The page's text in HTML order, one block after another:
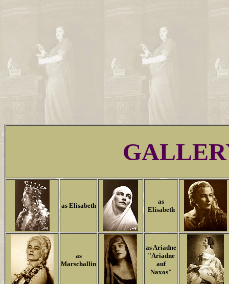
as Elisabeth
as
Elisabeth
as
Marschallin
as Ariadne
"Ariadne
auf
Naxos"